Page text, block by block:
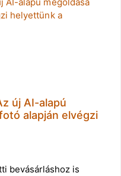
új AI-alapú
alapján elvégzi
bevásárláshoz is